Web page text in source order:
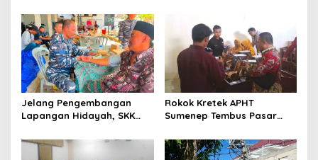
Jelang Pengembangan
Lapangan Hidayah, SKK
Perkuat Sinergi dengan
Nelayan Sampang
Rokok Kretek APHT
Sumenep Tembus Pasar